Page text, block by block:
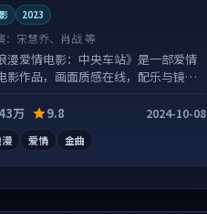
2023
宋慧乔、肖战 等
漫爱情电影：中央车站》是一部爱情
影作品，画面质感在线，配乐与镜头
43万
9.8 2024-10-08
爱情 金曲